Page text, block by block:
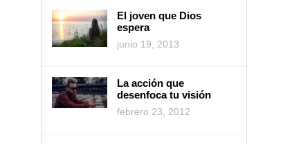
El joven que Dios
espera
junio 19, 2013
La acción que
desenfoca tu visión
febrero 23, 2012